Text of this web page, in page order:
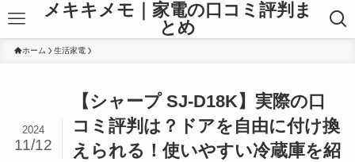
メキキメモ｜家電の口コミ評判ま
とめ
ホーム 生活家電
【シャープ SJ-D18K】実際の口
コミ評判は？ドアを自由に付け換
えられる！使いやすい冷蔵庫を紹
2024
11/12